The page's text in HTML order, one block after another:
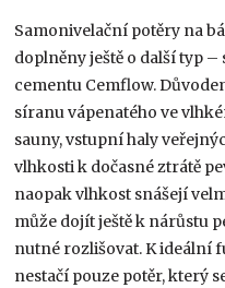
Samonivelační potěry na
doplněny ještě o další typ
cementu Cemflow.
síranu vápenatého ve
sauny, vstupní haly
vlhkosti k dočasné ztrátě
naopak vlhkost snášejí
může dojít ještě k nárůstu
nutné rozlišovat. K ideální
nestačí pouze potěr, který